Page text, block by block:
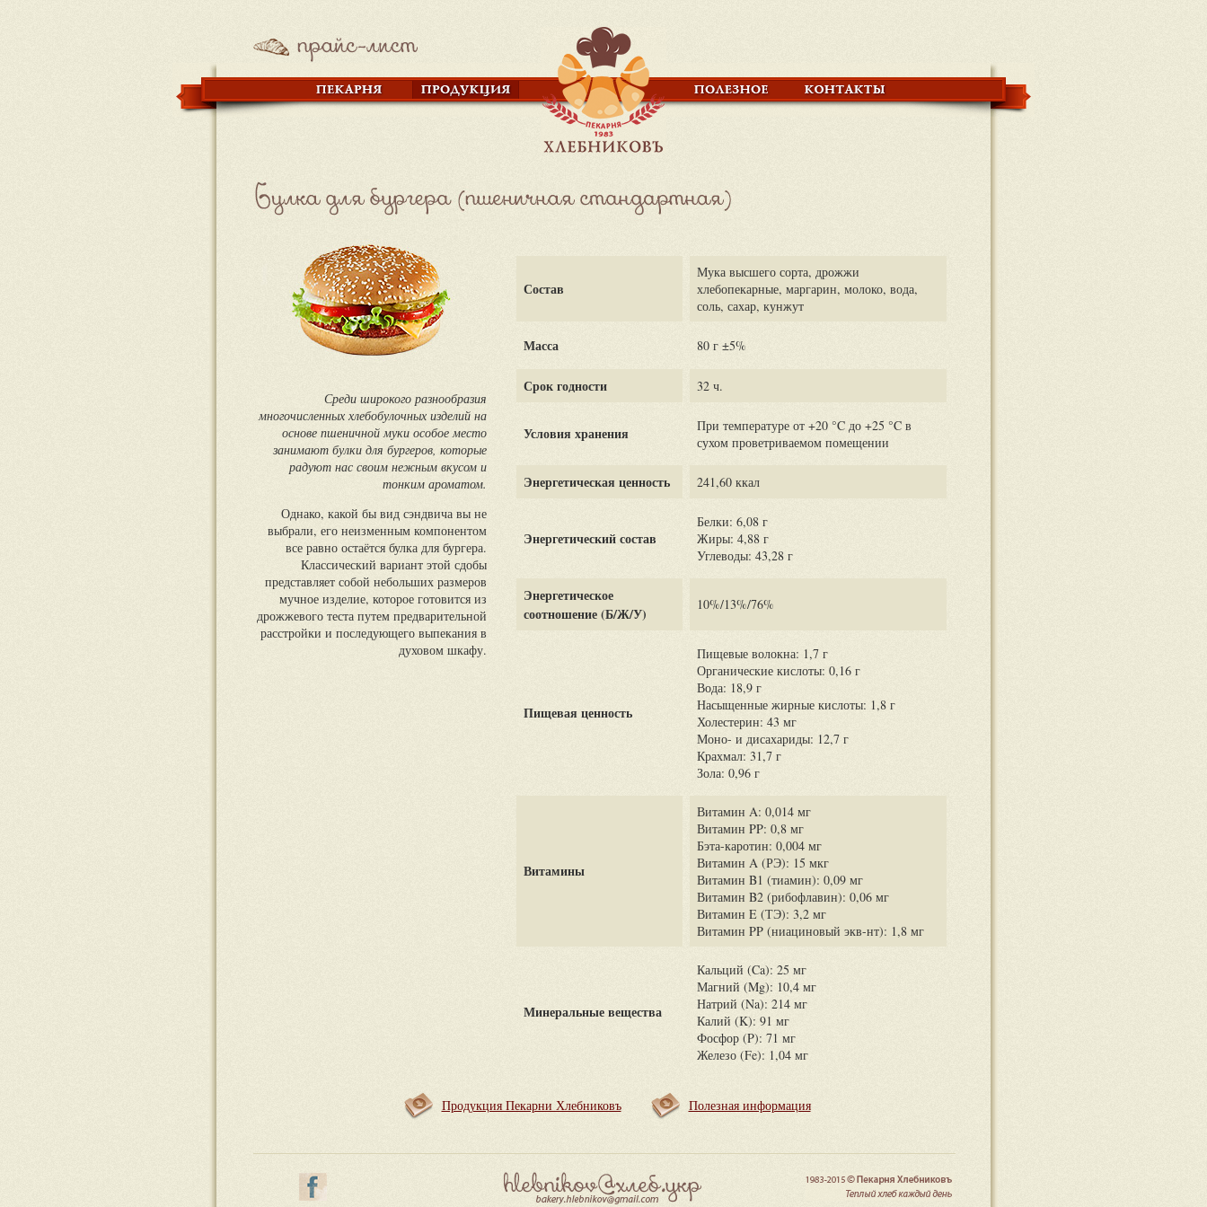
Среди широкого разнообразия
многочисленных хлебобулочных изделий на
основе пшеничной муки особое место
занимают булки для бургеров, которые
радуют нас своим нежным вкусом и
тонким ароматом.
Однако, какой бы вид сэндвича вы не
выбрали, его неизменным компонентом
все равно остаётся булка для бургера.
Классический вариант этой сдобы
представляет собой небольших размеров
мучное изделие, которое готовится из
дрожжевого теста путем предварительной
расстройки и последующего выпекания в
духовом шкафу.
Состав
Мука высшего сорта, дрожжи
хлебопекарные, маргарин, молоко, вода,
соль, сахар, кунжут
Масса 80 г ±5%
Срок годности 32 ч.
Условия хранения
При температуре от +20 °C до +25 °C в
сухом проветриваемом помещении
Энергетическая ценность 241,60 ккал
Энергетический состав
Белки: 6,08 г
Жиры: 4,88 г
Углеводы: 43,28 г
Энергетическое
соотношение (Б/Ж/У)
10%/13%/76%
Пищевая ценность
Пищевые волокна: 1,7 г
Органические кислоты: 0,16 г
Вода: 18,9 г
Насыщенные жирные кислоты: 1,8 г
Холестерин: 43 мг
Моно- и дисахариды: 12,7 г
Крахмал: 31,7 г
Зола: 0,96 г
Витамины
Витамин A: 0,014 мг
Витамин PP: 0,8 мг
Бэта-каротин: 0,004 мг
Витамин A (РЭ): 15 мкг
Витамин B1 (тиамин): 0,09 мг
Витамин B2 (рибофлавин): 0,06 мг
Витамин E (ТЭ): 3,2 мг
Витамин PP (ниациновый экв-нт): 1,8 мг
Минеральные вещества
Кальций (Ca): 25 мг
Магний (Mg): 10,4 мг
Натрий (Na): 214 мг
Калий (K): 91 мг
Фосфор (P): 71 мг
Железо (Fe): 1,04 мг
Продукция Пекарни Хлебниковъ Полезная информация